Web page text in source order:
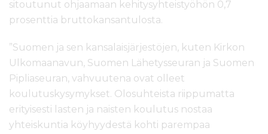
sitoutunut ohjaamaan kehitysyhteistyöhön 0,7
prosenttia bruttokansantulosta.
”Suomen ja sen kansalaisjärjestöjen, kuten Kirkon
Ulkomaanavun, Suomen Lähetysseuran ja Suomen
Pipliaseuran, vahvuutena ovat olleet
koulutuskysymykset. Olosuhteista riippumatta
erityisesti lasten ja naisten koulutus nostaa
yhteiskuntia köyhyydestä kohti parempaa